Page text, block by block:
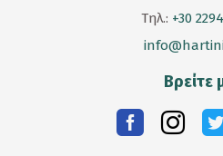
Τηλ.: +30
Βρείτε